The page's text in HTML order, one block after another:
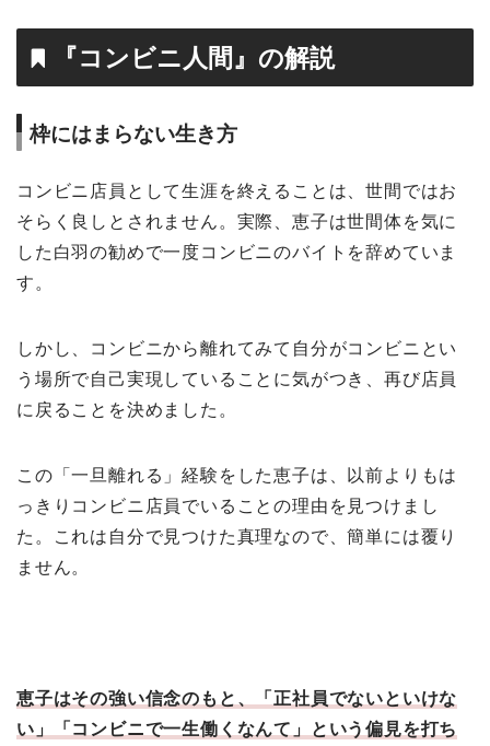
『コンビニ人間』の解説
枠にはまらない生き方
コンビニ店員として生涯を終えることは、世間ではお
そらく良しとされません。実際、恵子は世間体を気に
した白羽の勧めで一度コンビニのバイトを辞めていま
す。
しかし、コンビニから離れてみて自分がコンビニとい
う場所で自己実現していることに気がつき、再び店員
に戻ることを決めました。
この「一旦離れる」経験をした恵子は、以前よりもは
っきりコンビニ店員でいることの理由を見つけまし
た。これは自分で見つけた真理なので、簡単には覆り
ません。
恵子はその強い信念のもと、「正社員でないといけな
い」「コンビニで一生働くなんて」という偏見を打ち